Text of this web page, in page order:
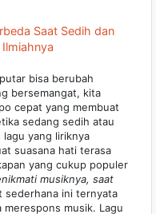
Saat Sedih dan
bisa berubah
bersemangat, kita
cepat yang membuat
sedang sedih atau
yang liriknya
suasana hati terasa
yang cukup populer
musiknya, saat
sederhana ini ternyata
musik. Lagu